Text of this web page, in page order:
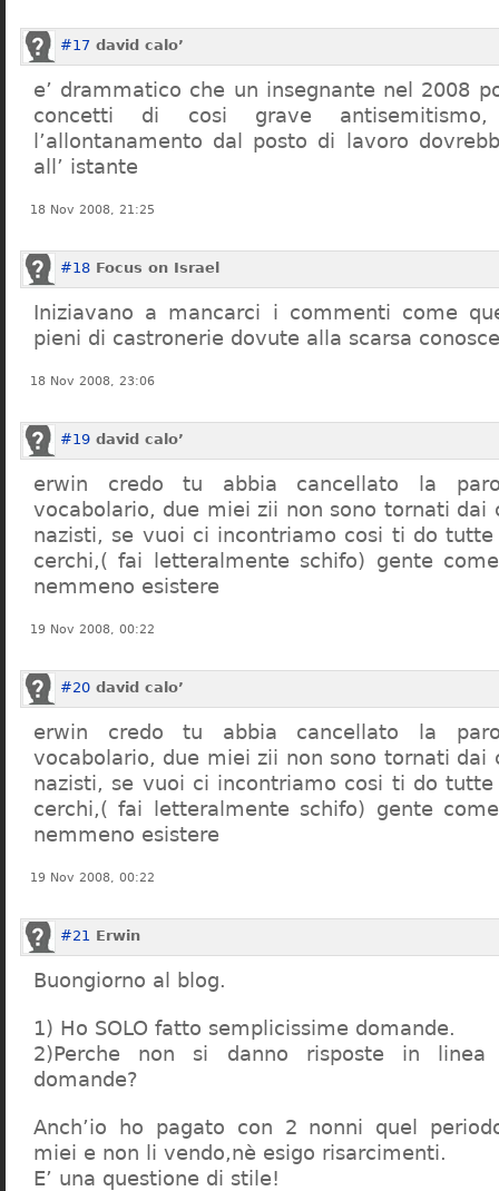
#17 david calo’
e’ drammatico che un insegnante nel 2008
concetti di cosi grave
l’allontanamento dal posto di lavoro
all’ istante
18 Nov 2008, 21:25
#18 Focus on Israel
Iniziavano a mancarci i commenti come
pieni di castronerie dovute alla scarsa
18 Nov 2008, 23:06
#19 david calo’
erwin credo tu abbia cancellato la
vocabolario, due miei zii non sono tornati dai
nazisti, se vuoi ci incontriamo cosi ti do tutte
cerchi,( fai letteralmente schifo) gente
nemmeno esistere
19 Nov 2008, 00:22
#20 david calo’
erwin credo tu abbia cancellato la
vocabolario, due miei zii non sono tornati dai
nazisti, se vuoi ci incontriamo cosi ti do tutte
cerchi,( fai letteralmente schifo) gente
nemmeno esistere
19 Nov 2008, 00:22
#21 Erwin
Buongiorno al blog.
1) Ho SOLO fatto semplicissime domande.
2)Perche non si danno risposte in
domande?
Anch’io ho pagato con 2 nonni quel
miei e non li vendo,nè esigo risarcimenti.
E’ una questione di stile!